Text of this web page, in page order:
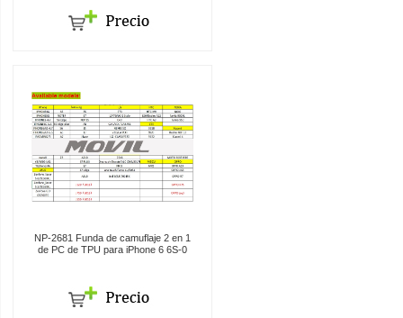
NP-2681 Funda de camuflaje 2 en 1
de PC de TPU para iPhone 6 6S-0